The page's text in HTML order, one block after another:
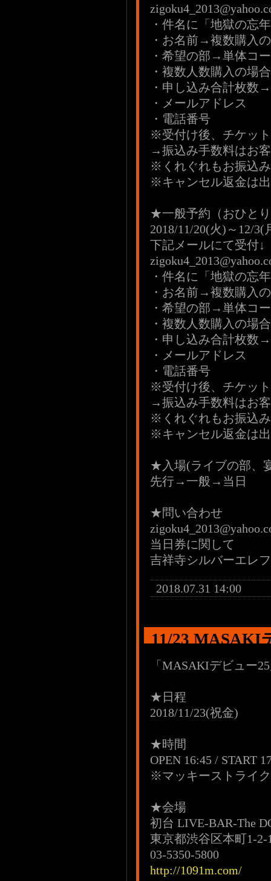
・件名に「地獄の忘
・お名前→複数購入
・希望の部→単体コ
・複数人数購入の場
・申し込み合計枚数
・メールアドレス
・電話番号
※受付け後、チケッ
→振込み手数料はお
※くれぐれもお振込
※キャンセル返金は
★一般予約（おひと
2018/11/20(火)～12/3(
下記メールにて受付↓
・件名に「地獄の忘
・お名前→複数購入
・希望の部→単体コ
・複数人数購入の場
・申し込み合計枚数
・メールアドレス
・電話番号
※受付け後、チケッ
→振込み手数料はお
※くれぐれもお振込
※キャンセル返金は
★入場(ライブの部、
先行→一般→当日
★問い合わせ
当日券に関して
吉祥寺シルバーエレ
2018.07.31 14:00
11/23 MASAKI
「MASAKIデビュー
★日程
2018/11/23(祝金)
★時間
OPEN 16:45 / START
※マッキーストライ
★会場
初台 LIVE-BAR-The
東京都渋谷区本町1-2-
03-5350-5800
http://1091m.com/